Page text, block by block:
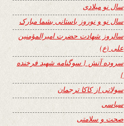
سال نو میلادی
سال نو و نوروز باستانی بشما مبارک
سالروز شهادت حضرت امیرالمؤمنین
علی (ع)
سروده آتش { سوگنامه شهید فرخنده
}
سولاتی از کاکا ترجمان
سیاسی
صحت و سلامتی